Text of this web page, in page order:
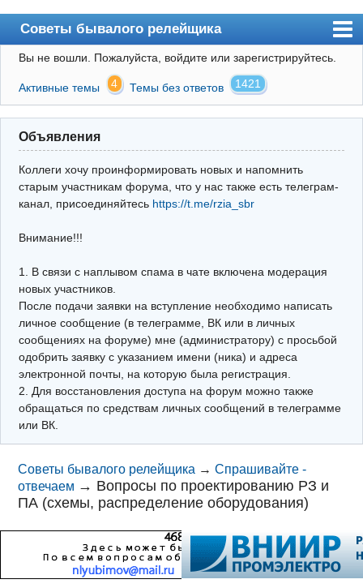
Советы бывалого релейщика
Форум
Правила
Поиск
Регистрация
Архив
Почта
Поиск релейщика
Видео РЗиА
Фотохостинг
Телеграм
Вы не вошли. Пожалуйста, войдите или зарегистрируйтесь.
Активные темы 4 Темы без ответов 1421
Объявления
Коллеги хочу проинформировать новых и напомнить
старым участникам форума, что у нас также есть телеграм-
канал, присоединяйтесь https://t.me/rzia_sbr
Внимание!!!
1. В связи с наплывом спама в чате включена модерация
новых участников.
После подачи заявки на вступление необходимо написать
личное сообщение (в телеграмме, ВК или в личных
сообщениях на форуме) мне (администратору) с просьбой
одобрить заявку с указанием имени (ника) и адреса
электронной почты, на которую была регистрация.
2. Для восстановления доступа на форум можно также
обращаться по средствам личных сообщений в телеграмме
или ВК.
Советы бывалого релейщика →Спрашивайте -
отвечаем → Вопросы по проектированию РЗ и
ПА (схемы, распределение оборудования)